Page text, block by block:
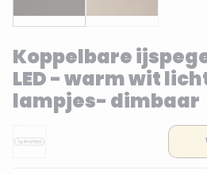
Koppelbare
LED - warm wit
lampjes- dimbaar